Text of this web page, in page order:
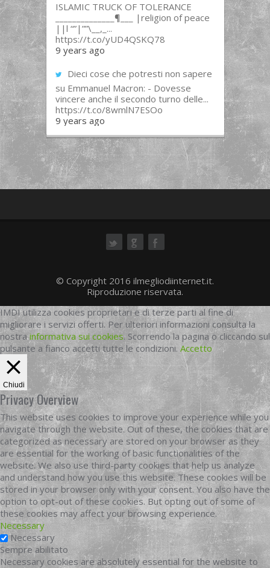
ISLAMIC TRUCK OF TOLERANCE
______________¶___ |religion of peace
||l “”|””\__,_...
https://t.co/yUD4QSKQ78
9 years ago
Dieci cose che potresti non sapere
su Emmanuel Macron: - Dovesse
vincere anche il secondo turno delle...
https://t.co/8wmlN7ESOo
9 years ago
© Copyright 2016 ilmegliodiinternet.it.
Riproduzione riservata.
IMDI utilizza cookies proprietari e di terze parti al fine di
migliorare i servizi offerti. Per ulteriori informazioni consulta la
nostrainformativa sui cookies. Scorrendo la pagina o cliccando sul
pulsante a fianco accetti tutte le condizioni. Accetto
Chiudi
Privacy Overview
This website uses cookies to improve your experience while you
navigate through the website. Out of these, the cookies that are
categorized as necessary are stored on your browser as they
are essential for the working of basic functionalities of the
website. We also use third-party cookies that help us analyze
and understand how you use this website. These cookies will be
stored in your browser only with your consent. You also have the
option to opt-out of these cookies. But opting out of some of
these cookies may affect your browsing experience.
Necessary
Necessary
Sempre abilitato
Necessary cookies are absolutely essential for the website to